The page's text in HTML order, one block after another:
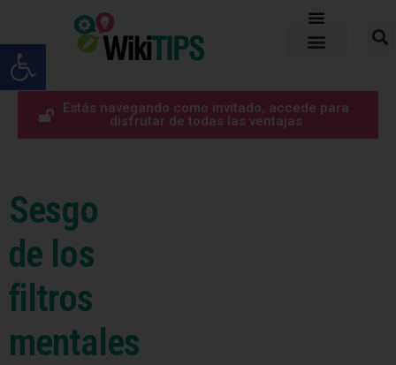
Abrir barra de herramientas
Estás navegando como invitado, accede para
disfrutar de todas las ventajas
Sesgo
de los
filtros
mentales